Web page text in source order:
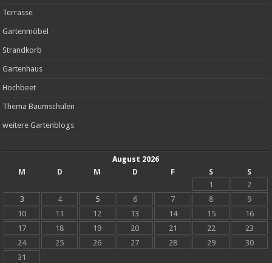
Terrasse
Gartenmöbel
Strandkorb
Gartenhaus
Hochbeet
Thema Baumschulen
weitere Gartenblogs
August 2026
M
D M D F S
S
1
2
3
4 5 6 7 8
9
10
11 12 13 14 15
16
17
18 19 20 21 22
23
24
25 26 27 28 29
30
31